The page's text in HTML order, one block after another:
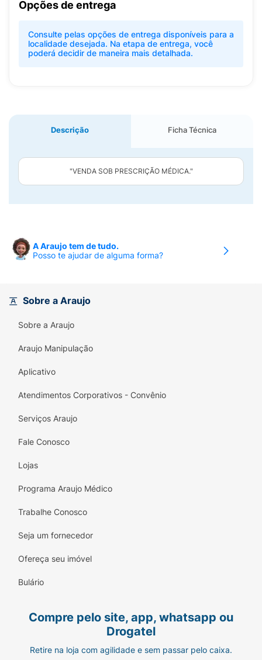
Opções de entrega
Consulte pelas opções de entrega disponíveis para a
localidade desejada. Na etapa de entrega, você
poderá decidir de maneira mais detalhada.
Descrição Ficha Técnica
"VENDA SOB PRESCRIÇÃO MÉDICA."
A Araujo tem de tudo.
Posso te ajudar de alguma forma?
Sobre a Araujo
Sobre a Araujo
Araujo Manipulação
Aplicativo
Atendimentos Corporativos - Convênio
Serviços Araujo
Fale Conosco
Lojas
Programa Araujo Médico
Trabalhe Conosco
Seja um fornecedor
Ofereça seu imóvel
Bulário
Compre pelo site, app, whatsapp ou
Drogatel
Retire na loja com agilidade e sem passar pelo caixa.